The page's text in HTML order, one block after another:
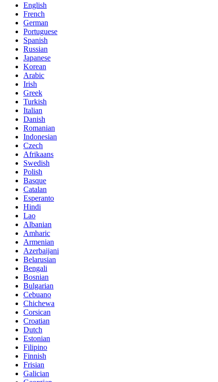
English
French
German
Portuguese
Spanish
Russian
Japanese
Korean
Arabic
Irish
Greek
Turkish
Italian
Danish
Romanian
Indonesian
Czech
Afrikaans
Swedish
Polish
Basque
Catalan
Esperanto
Hindi
Lao
Albanian
Amharic
Armenian
Azerbaijani
Belarusian
Bengali
Bosnian
Bulgarian
Cebuano
Chichewa
Corsican
Croatian
Dutch
Estonian
Filipino
Finnish
Frisian
Galician